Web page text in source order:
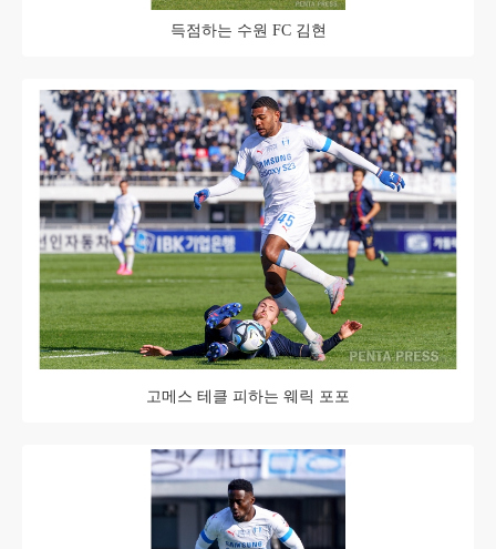
득점하는 수원 FC 김현
고메스 테클 피하는 웨릭 포포